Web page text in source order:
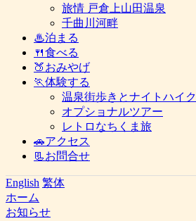
旅情 戸倉上山田温泉
千曲川河畔
♨泊まる
🍴食べる
🍑おみやげ
🏃体験する
温泉街歩きとナイトハイク
オプショナルツアー
レトロなちくま旅
🚗アクセス
📃お問合せ
English 繁体
ホーム
お知らせ